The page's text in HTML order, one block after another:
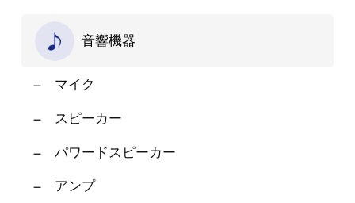
音響機器
マイク
スピーカー
パワードスピーカー
アンプ